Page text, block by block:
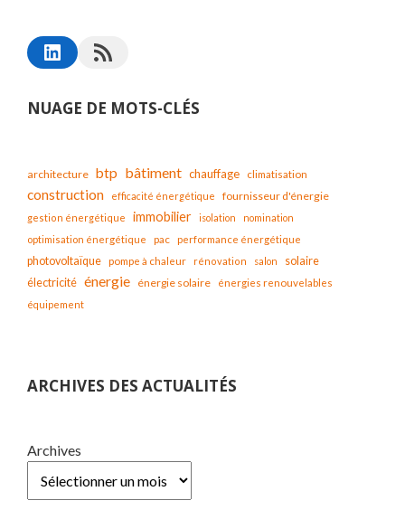
NUAGE DE MOTS-CLÉS
architecture btp bâtiment chauffage climatisation
construction efficacité énergétique fournisseur d'énergie
gestion énergétique immobilier isolation
nomination
optimisation énergétique
pac performance énergétique
photovoltaïque pompe à chaleur rénovation salon solaire
électricité énergie énergie solaire
énergies renouvelables
équipement
ARCHIVES DES ACTUALITÉS
Archives